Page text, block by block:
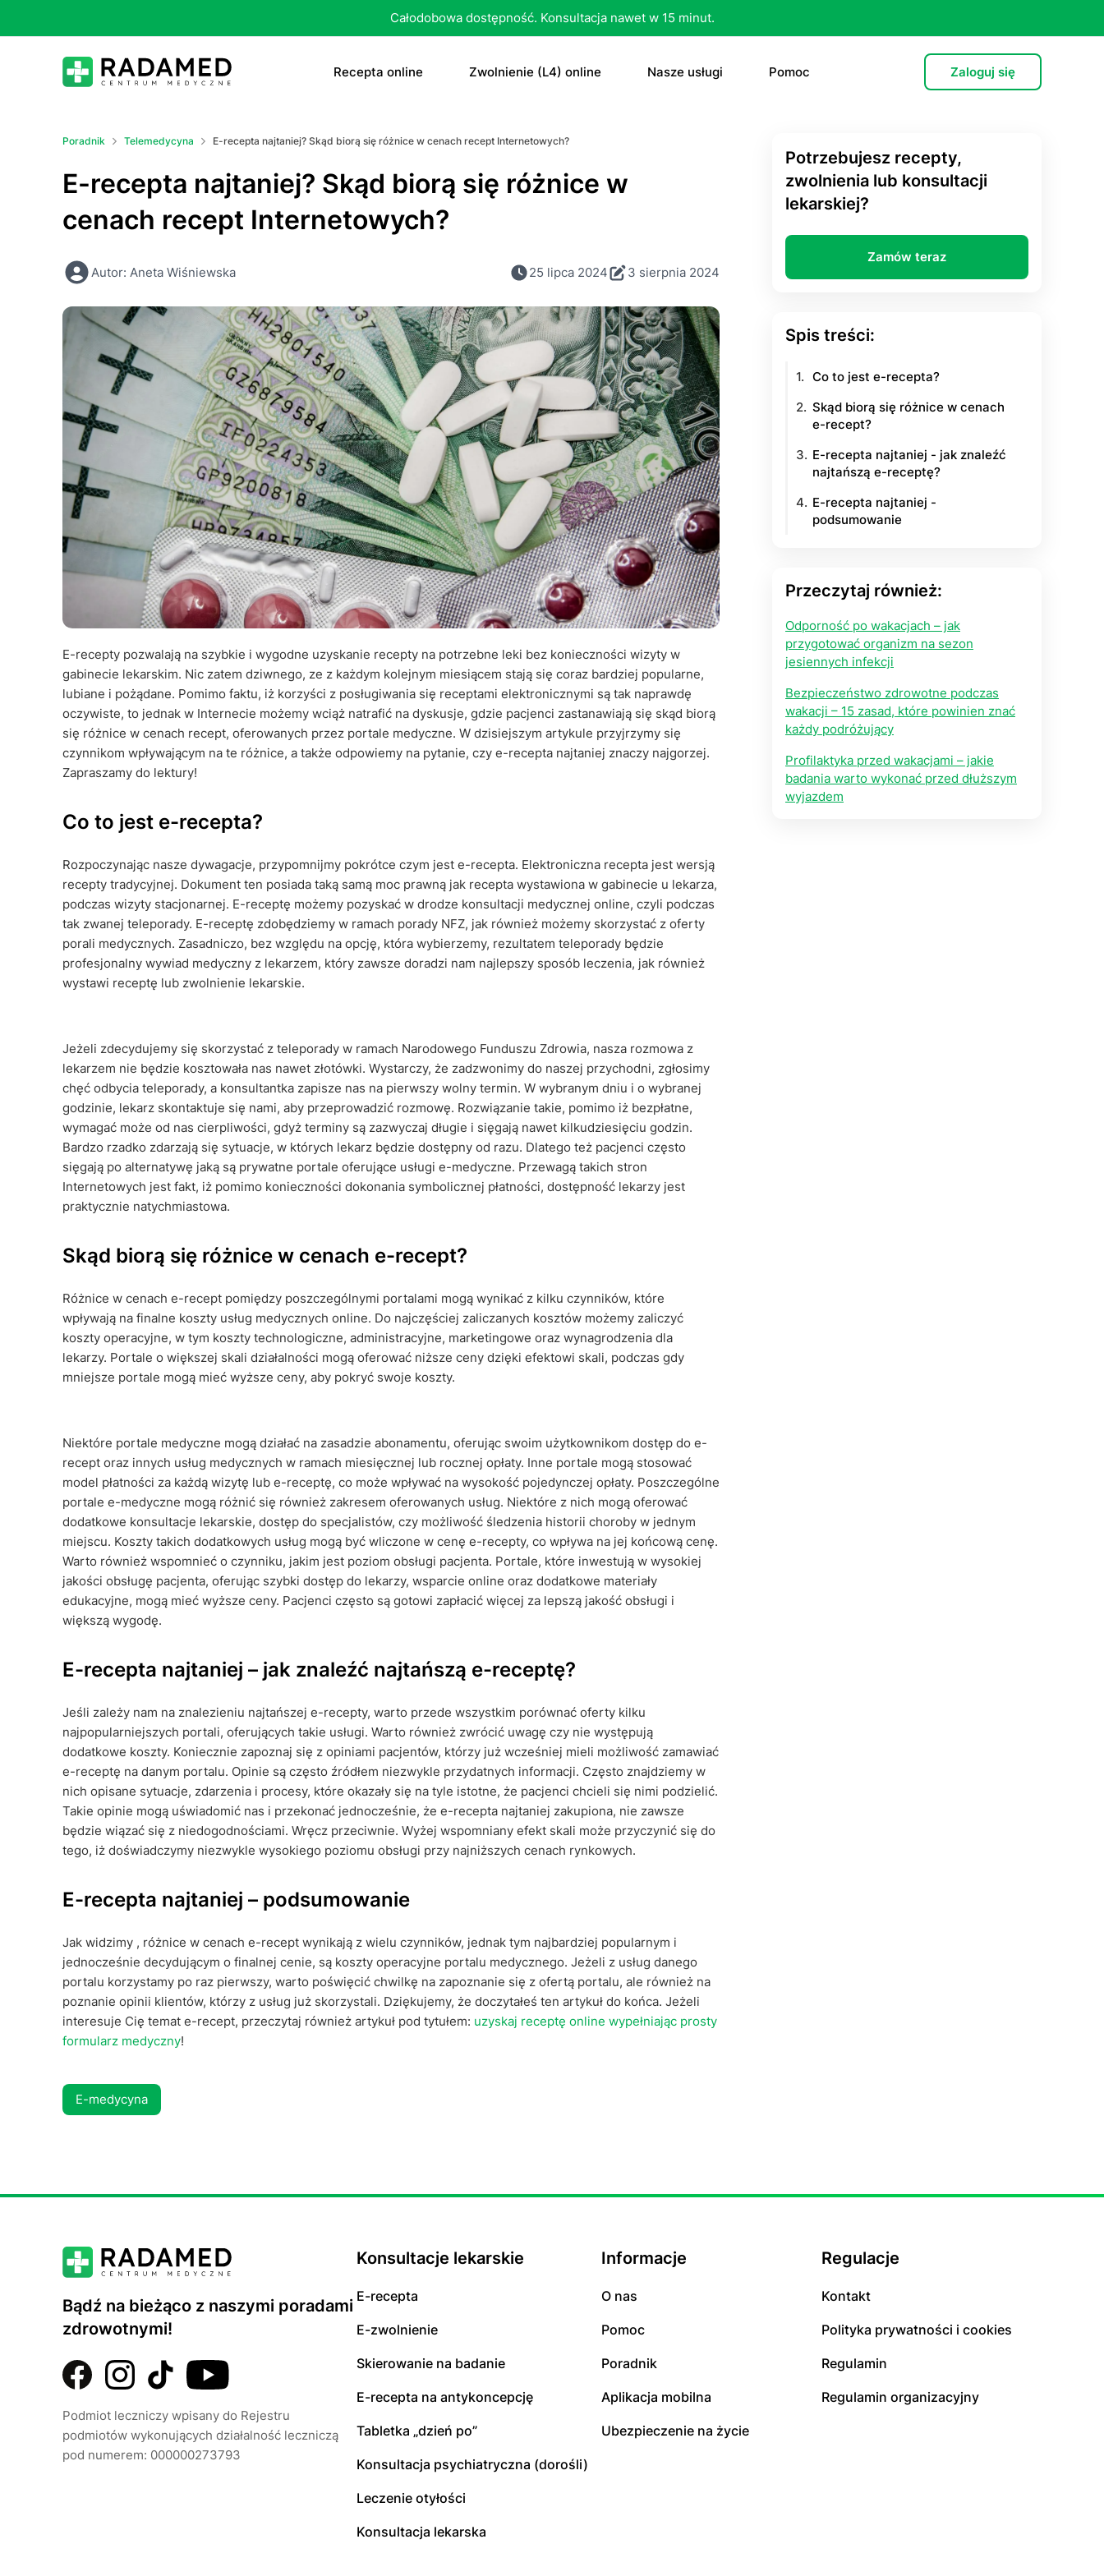
Całodobowa dostępność. Konsultacja nawet w 15 minut.
Recepta online
Tabletka „dzień po”
Zwolnienie (L4) online Nasze usługi
Konsultacja lekarska
RTG
MRI
CT
Konsultacja psychiatryczna (dorośli)
Antykoncepcja hormonalna
Tabletka „dzień po”
Leczenie otyłości
Ubezpieczenie na życie
Pomoc Zaloguj się
Poradnik Telemedycyna E-recepta najtaniej? Skąd biorą się różnice w cenach recept Internetowych?
E-recepta najtaniej? Skąd biorą się różnice w
cenach recept Internetowych?
Autor: Aneta Wiśniewska 25 lipca 2024 3 sierpnia 2024
E-recepty pozwalają na szybkie i wygodne uzyskanie recepty na potrzebne leki bez konieczności wizyty w
gabinecie lekarskim. Nic zatem dziwnego, ze z każdym kolejnym miesiącem stają się coraz bardziej popularne,
lubiane i pożądane. Pomimo faktu, iż korzyści z posługiwania się receptami elektronicznymi są tak naprawdę
oczywiste, to jednak w Internecie możemy wciąż natrafić na dyskusje, gdzie pacjenci zastanawiają się skąd biorą
się różnice w cenach recept, oferowanych przez portale medyczne. W dzisiejszym artykule przyjrzymy się
czynnikom wpływającym na te różnice, a także odpowiemy na pytanie, czy e-recepta najtaniej znaczy najgorzej.
Zapraszamy do lektury!
Co to jest e-recepta?
Rozpoczynając nasze dywagacje, przypomnijmy pokrótce czym jest e-recepta. Elektroniczna recepta jest wersją
recepty tradycyjnej. Dokument ten posiada taką samą moc prawną jak recepta wystawiona w gabinecie u lekarza,
podczas wizyty stacjonarnej. E-receptę możemy pozyskać w drodze konsultacji medycznej online, czyli podczas
tak zwanej teleporady. E-receptę zdobędziemy w ramach porady NFZ, jak również możemy skorzystać z oferty
porali medycznych. Zasadniczo, bez względu na opcję, która wybierzemy, rezultatem teleporady będzie
profesjonalny wywiad medyczny z lekarzem, który zawsze doradzi nam najlepszy sposób leczenia, jak również
wystawi receptę lub zwolnienie lekarskie.
Jeżeli zdecydujemy się skorzystać z teleporady w ramach Narodowego Funduszu Zdrowia, nasza rozmowa z
lekarzem nie będzie kosztowała nas nawet złotówki. Wystarczy, że zadzwonimy do naszej przychodni, zgłosimy
chęć odbycia teleporady, a konsultantka zapisze nas na pierwszy wolny termin. W wybranym dniu i o wybranej
godzinie, lekarz skontaktuje się nami, aby przeprowadzić rozmowę. Rozwiązanie takie, pomimo iż bezpłatne,
wymagać może od nas cierpliwości, gdyż terminy są zazwyczaj długie i sięgają nawet kilkudziesięciu godzin.
Bardzo rzadko zdarzają się sytuacje, w których lekarz będzie dostępny od razu. Dlatego też pacjenci często
sięgają po alternatywę jaką są prywatne portale oferujące usługi e-medyczne. Przewagą takich stron
Internetowych jest fakt, iż pomimo konieczności dokonania symbolicznej płatności, dostępność lekarzy jest
praktycznie natychmiastowa.
Skąd biorą się różnice w cenach e-recept?
Różnice w cenach e-recept pomiędzy poszczególnymi portalami mogą wynikać z kilku czynników, które
wpływają na finalne koszty usług medycznych online. Do najczęściej zaliczanych kosztów możemy zaliczyć
koszty operacyjne, w tym koszty technologiczne, administracyjne, marketingowe oraz wynagrodzenia dla
lekarzy. Portale o większej skali działalności mogą oferować niższe ceny dzięki efektowi skali, podczas gdy
mniejsze portale mogą mieć wyższe ceny, aby pokryć swoje koszty.
Niektóre portale medyczne mogą działać na zasadzie abonamentu, oferując swoim użytkownikom dostęp do e-
recept oraz innych usług medycznych w ramach miesięcznej lub rocznej opłaty. Inne portale mogą stosować
model płatności za każdą wizytę lub e-receptę, co może wpływać na wysokość pojedynczej opłaty. Poszczególne
portale e-medyczne mogą różnić się również zakresem oferowanych usług. Niektóre z nich mogą oferować
dodatkowe konsultacje lekarskie, dostęp do specjalistów, czy możliwość śledzenia historii choroby w jednym
miejscu. Koszty takich dodatkowych usług mogą być wliczone w cenę e-recepty, co wpływa na jej końcową cenę.
Warto również wspomnieć o czynniku, jakim jest poziom obsługi pacjenta. Portale, które inwestują w wysokiej
jakości obsługę pacjenta, oferując szybki dostęp do lekarzy, wsparcie online oraz dodatkowe materiały
edukacyjne, mogą mieć wyższe ceny. Pacjenci często są gotowi zapłacić więcej za lepszą jakość obsługi i
większą wygodę.
E-recepta najtaniej – jak znaleźć najtańszą e-receptę?
Jeśli zależy nam na znalezieniu najtańszej e-recepty, warto przede wszystkim porównać oferty kilku
najpopularniejszych portali, oferujących takie usługi. Warto również zwrócić uwagę czy nie występują
dodatkowe koszty. Koniecznie zapoznaj się z opiniami pacjentów, którzy już wcześniej mieli możliwość zamawiać
e-receptę na danym portalu. Opinie są często źródłem niezwykle przydatnych informacji. Często znajdziemy w
nich opisane sytuacje, zdarzenia i procesy, które okazały się na tyle istotne, że pacjenci chcieli się nimi podzielić.
Takie opinie mogą uświadomić nas i przekonać jednocześnie, że e-recepta najtaniej zakupiona, nie zawsze
będzie wiązać się z niedogodnościami. Wręcz przeciwnie. Wyżej wspomniany efekt skali może przyczynić się do
tego, iż doświadczymy niezwykle wysokiego poziomu obsługi przy najniższych cenach rynkowych.
E-recepta najtaniej – podsumowanie
Jak widzimy , różnice w cenach e-recept wynikają z wielu czynników, jednak tym najbardziej popularnym i
jednocześnie decydującym o finalnej cenie, są koszty operacyjne portalu medycznego. Jeżeli z usług danego
portalu korzystamy po raz pierwszy, warto poświęcić chwilkę na zapoznanie się z ofertą portalu, ale również na
poznanie opinii klientów, którzy z usług już skorzystali. Dziękujemy, że doczytałeś ten artykuł do końca. Jeżeli
interesuje Cię temat e-recept, przeczytaj również artykuł pod tytułem: uzyskaj receptę online wypełniając prosty
formularz medyczny!
E-medycyna
Potrzebujesz recepty,
zwolnienia lub konsultacji
lekarskiej?
Zamów teraz
Spis treści:
Co to jest e-recepta?
Skąd biorą się różnice w cenach
e-recept?
E-recepta najtaniej - jak znaleźć
najtańszą e-receptę?
E-recepta najtaniej -
podsumowanie
Przeczytaj również:
Odporność po wakacjach – jak
przygotować organizm na sezon
jesiennych infekcji
Bezpieczeństwo zdrowotne podczas
wakacji – 15 zasad, które powinien znać
każdy podróżujący
Profilaktyka przed wakacjami – jakie
badania warto wykonać przed dłuższym
wyjazdem
Bądź na bieżąco z naszymi poradami
zdrowotnymi!
Podmiot leczniczy wpisany do Rejestru
podmiotów wykonujących działalność leczniczą
pod numerem: 000000273793
Konsultacje lekarskie
E-recepta
E-zwolnienie
Skierowanie na badanie
E-recepta na antykoncepcję
Tabletka „dzień po”
Konsultacja psychiatryczna (dorośli)
Leczenie otyłości
Konsultacja lekarska
Informacje
O nas
Pomoc
Poradnik
Aplikacja mobilna
Ubezpieczenie na życie
Regulacje
Kontakt
Polityka prywatności i cookies
Regulamin
Regulamin organizacyjny